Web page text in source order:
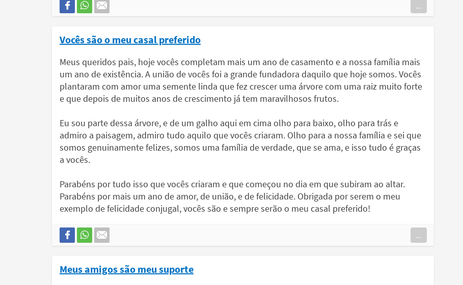
...
Vocês são o meu casal preferido
Meus queridos pais, hoje vocês completam mais um ano de casamento e a nossa família mais
um ano de existência. A união de vocês foi a grande fundadora daquilo que hoje somos. Vocês
plantaram com amor uma semente linda que fez crescer uma árvore com uma raiz muito forte
e que depois de muitos anos de crescimento já tem maravilhosos frutos.
Eu sou parte dessa árvore, e de um galho aqui em cima olho para baixo, olho para trás e
admiro a paisagem, admiro tudo aquilo que vocês criaram. Olho para a nossa família e sei que
somos genuinamente felizes, somos uma família de verdade, que se ama, e isso tudo é graças
a vocês.
Parabéns por tudo isso que vocês criaram e que começou no dia em que subiram ao altar.
Parabéns por mais um ano de amor, de união, e de felicidade. Obrigada por serem o meu
exemplo de felicidade conjugal, vocês são e sempre serão o meu casal preferido!
...
Meus amigos são meu suporte